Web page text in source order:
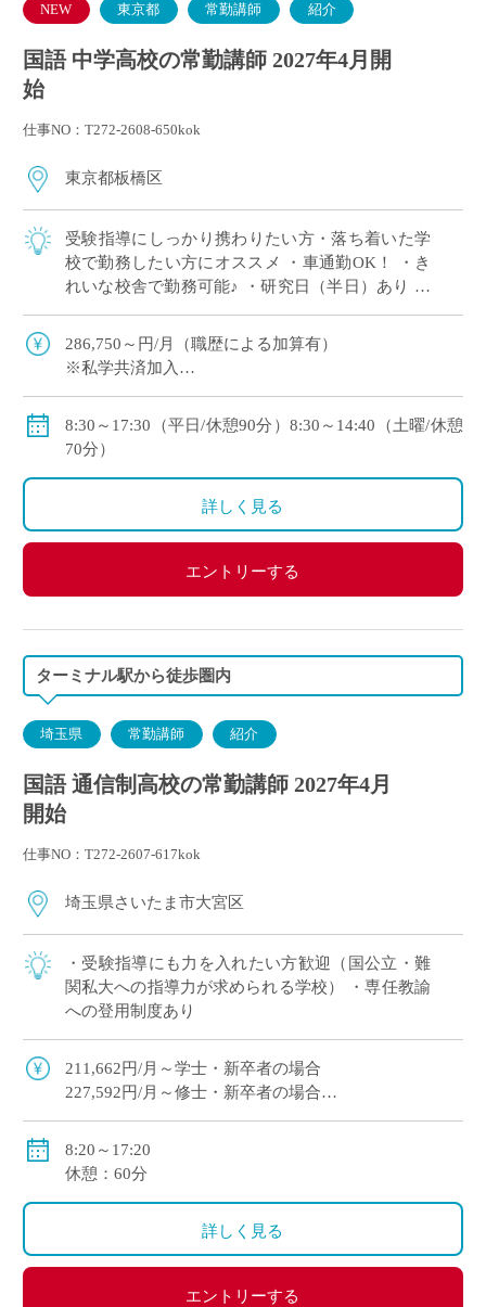
NEW 東京都 常勤講師 紹介
国語 中学高校の常勤講師 2027年4月開
始
仕事NO：T272-2608-650kok
東京都板橋区
受験指導にしっかり携わりたい方・落ち着いた学
校で勤務したい方にオススメ ・車通勤OK！ ・き
れいな校舎で勤務可能♪ ・研究日（半日）あり ・
入れています
286,750～円/月（職歴による加算有）
※私学共済加入
8:30～17:30（平日/休憩90分）8:30～14:40（土曜/休憩
70分）
詳しく見る
エントリーする
ターミナル駅から徒歩圏内
埼玉県 常勤講師 紹介
国語 通信制高校の常勤講師 2027年4月
開始
仕事NO：T272-2607-617kok
埼玉県さいたま市大宮区
・受験指導にも力を入れたい方歓迎（国公立・難
関私大への指導力が求められる学校） ・専任教諭
への登用制度あり
211,662円/月～学士・新卒者の場合
227,592円/月～修士・新卒者の場合
●その他手当：扶養手当・職務手当・役職手当
●保険等：私学共済、労災保険、雇用保険
8:20～17:20
休憩：60分
詳しく見る
エントリーする